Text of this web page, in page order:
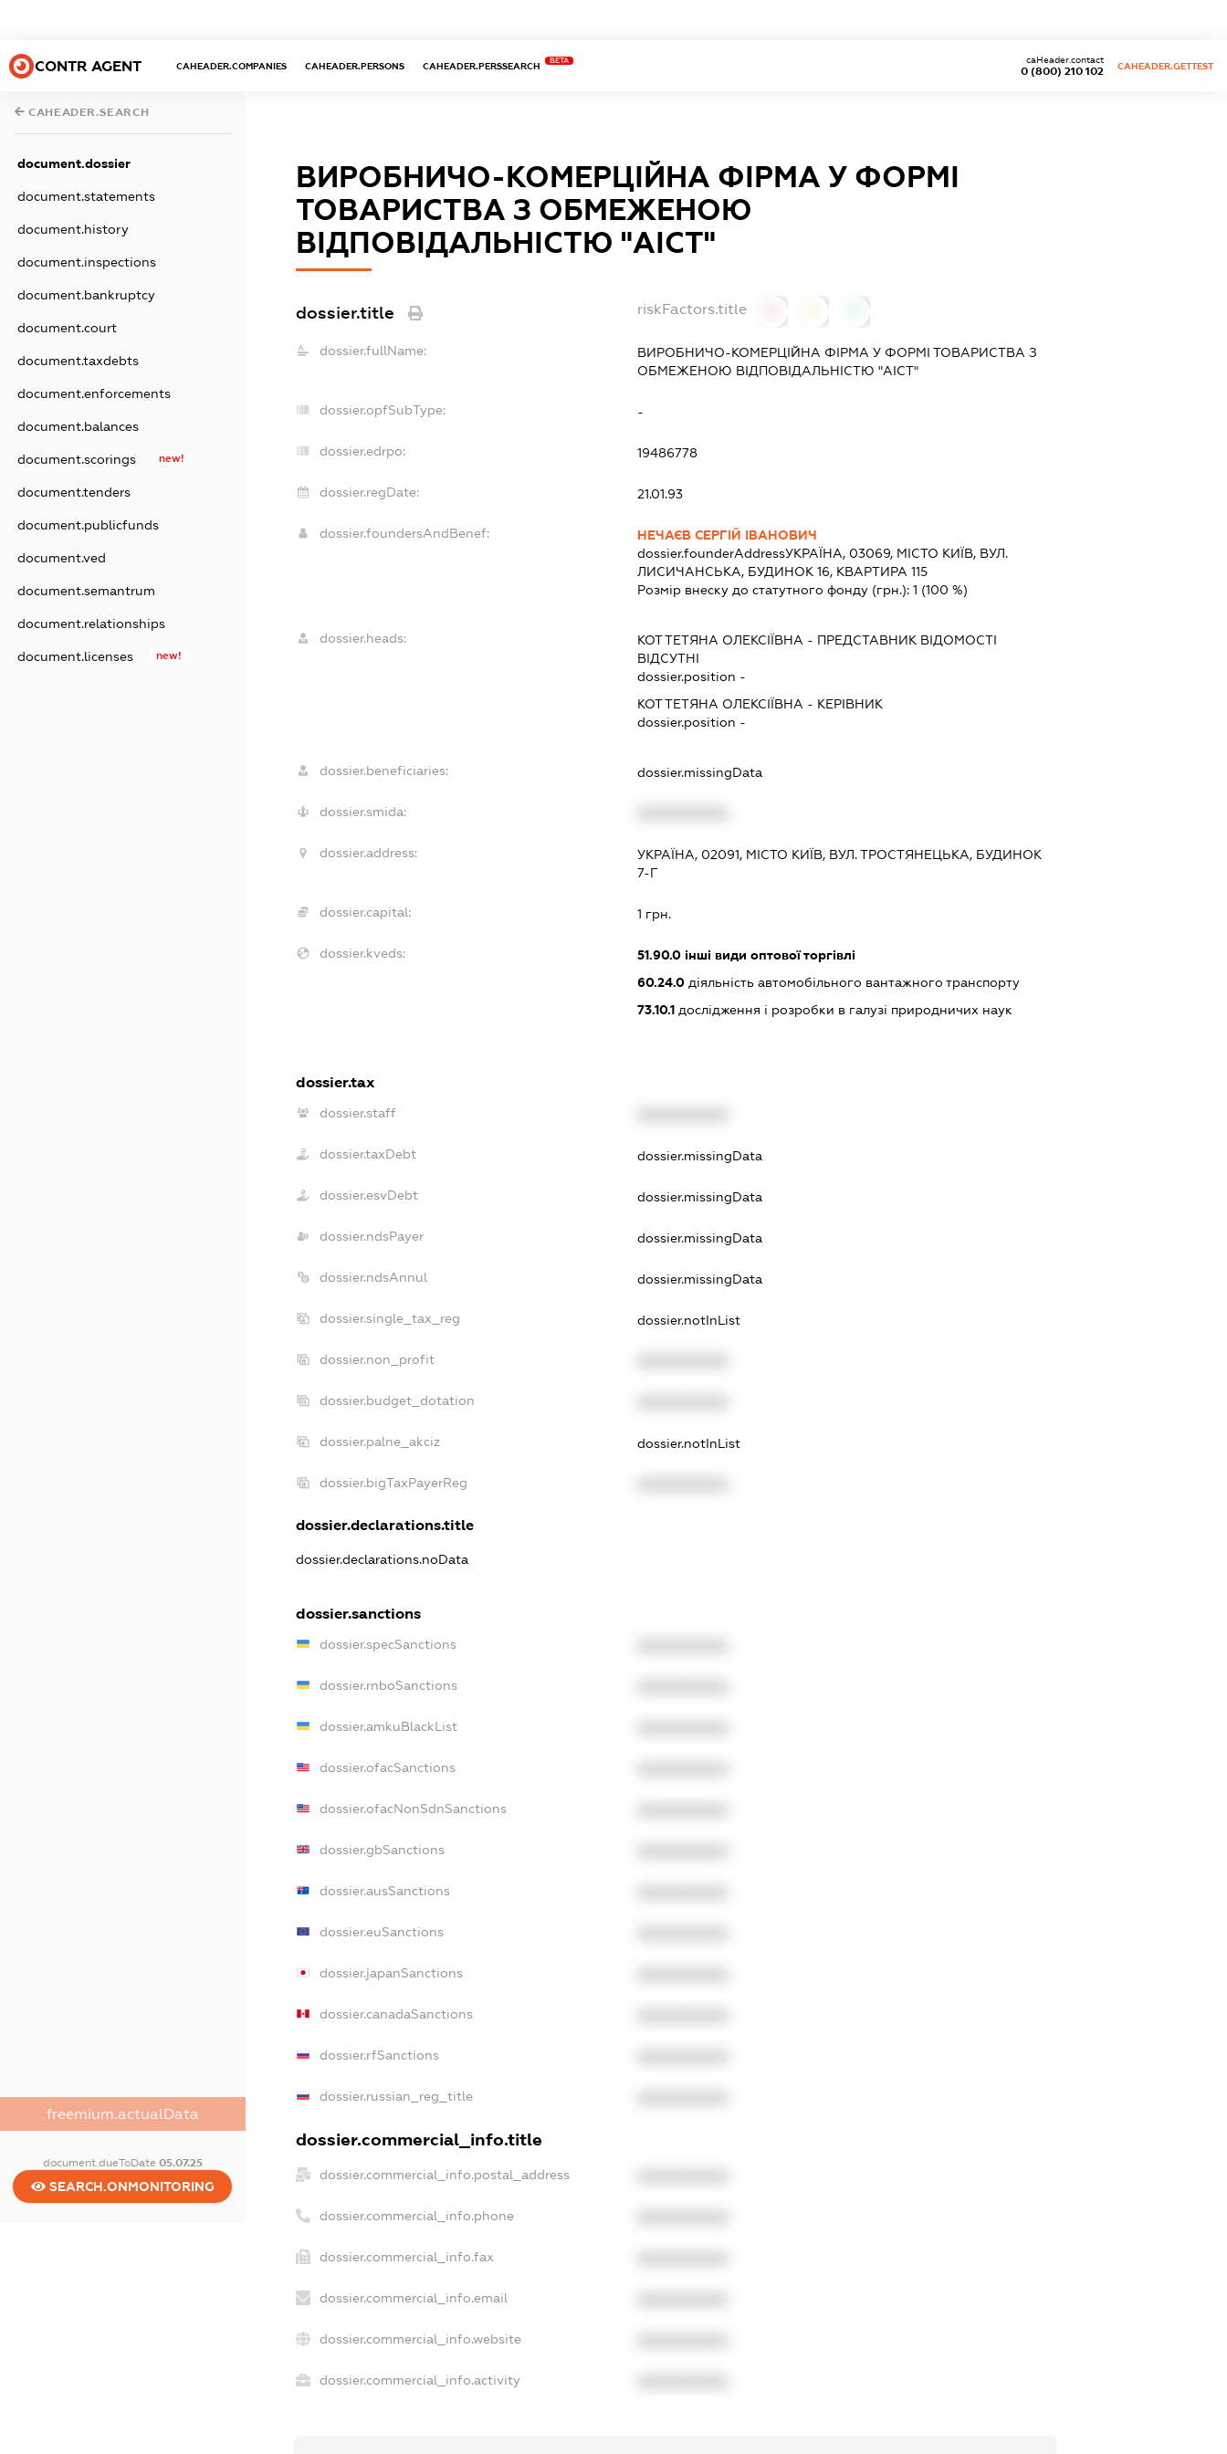
CONTR AGENT CAHEADER.COMPANIES CAHEADER.PERSONS CAHEADER.PERSSEARCH
BETA
0 (800) 210 102
caHeader.contact
CAHEADER.GETTEST
CAHEADER.SEARCH
document.dossier
document.statements
document.history
document.inspections
document.bankruptcy
document.court
document.taxdebts
document.enforcements
document.balances
document.scorings new!
document.tenders
document.publicfunds
document.ved
document.semantrum
document.relationships
document.licenses new!
freemium.actualData
document.dueToDate 05.07.25
SEARCH.ONMONITORING
ВИРОБНИЧО-КОМЕРЦІЙНА ФІРМА У ФОРМІ
ТОВАРИСТВА З ОБМЕЖЕНОЮ
ВІДПОВІДАЛЬНІСТЮ "АІСТ"
dossier.title riskFactors.title
dossier.fullName:
ВИРОБНИЧО-КОМЕРЦІЙНА ФІРМА У ФОРМІ ТОВАРИСТВА З
ОБМЕЖЕНОЮ ВІДПОВІДАЛЬНІСТЮ "АІСТ"
dossier.opfSubType: -
dossier.edrpo: 19486778
dossier.regDate: 21.01.93
dossier.foundersAndBenef:
НЕЧАЄВ СЕРГІЙ ІВАНОВИЧ
dossier.founderAddressУКРАЇНА, 03069, МІСТО КИЇВ, ВУЛ.
ЛИСИЧАНСЬКА, БУДИНОК 16, КВАРТИРА 115
Розмір внеску до статутного фонду (грн.): 1 (100 %)
dossier.heads: КОТ ТЕТЯНА ОЛЕКСІЇВНА - ПРЕДСТАВНИК ВІДОМОСТІ
ВІДСУТНІ
dossier.position -
КОТ ТЕТЯНА ОЛЕКСІЇВНА - КЕРІВНИК
dossier.position -
dossier.beneficiaries: dossier.missingData
dossier.smida:
dossier.address:
УКРАЇНА, 02091, МІСТО КИЇВ, ВУЛ. ТРОСТЯНЕЦЬКА, БУДИНОК
7-Г
dossier.capital: 1 грн.
dossier.kveds: 51.90.0інші види оптової торгівлі
60.24.0діяльність автомобільного вантажного транспорту
73.10.1дослідження і розробки в галузі природничих наук
dossier.tax
dossier.staff
dossier.taxDebt dossier.missingData
dossier.esvDebt dossier.missingData
dossier.ndsPayer dossier.missingData
dossier.ndsAnnul dossier.missingData
dossier.single_tax_reg dossier.notInList
dossier.non_profit
dossier.budget_dotation
dossier.palne_akciz dossier.notInList
dossier.bigTaxPayerReg
dossier.declarations.title
dossier.declarations.noData
dossier.sanctions
dossier.specSanctions
dossier.rnboSanctions
dossier.amkuBlackList
dossier.ofacSanctions
dossier.ofacNonSdnSanctions
dossier.gbSanctions
dossier.ausSanctions
dossier.euSanctions
dossier.japanSanctions
dossier.canadaSanctions
dossier.rfSanctions
dossier.russian_reg_title
dossier.commercial_info.title
dossier.commercial_info.postal_address
dossier.commercial_info.phone
dossier.commercial_info.fax
dossier.commercial_info.email
dossier.commercial_info.website
dossier.commercial_info.activity